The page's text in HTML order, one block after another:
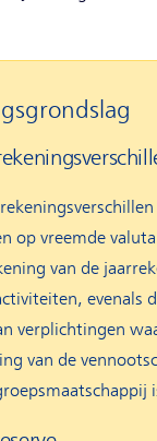
op vreemde
van de
evenals
verplichtingen
van de